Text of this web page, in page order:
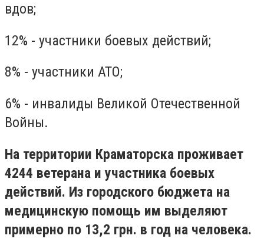
вдов;
12% - участники боевых действий;
8% - участники АТО;
6% - инвалиды Великой Отечественной
Войны.
На территории Краматорска проживает
4244 ветерана и участника боевых
действий. Из городского бюджета на
медицинскую помощь им выделяют
примерно по 13,2 грн. в год на человека.